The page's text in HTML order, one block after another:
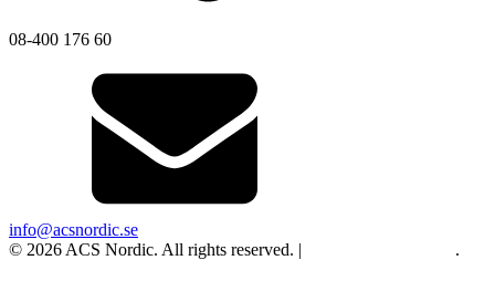
08-400 176 60
info@acsnordic.se
© 2026 ACS Nordic. All rights reserved. |
.